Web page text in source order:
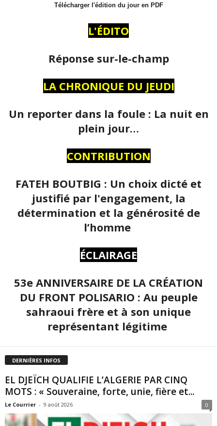
Télécharger l'édition du jour en PDF
L'ÉDITO
Réponse sur-le-champ
LA CHRONIQUE DU JEUDI
Un reporter dans la foule : La nuit en
plein jour…
CONTRIBUTION
FATEH BOUTBIG : Un choix dicté et
justifié par l'engagement, la
détermination et la générosité de
l’homme
ÉCLAIRAGE
53e ANNIVERSAIRE DE LA CRÉATION
DU FRONT POLISARIO : Au peuple
sahraoui frère et à son unique
représentant légitime
DERNIÈRES INFOS
EL DJEÏCH QUALIFIE L’ALGERIE PAR CINQ
MOTS : « Souveraine, forte, unie, fière et...
Le Courrier - 9 août 2026 0